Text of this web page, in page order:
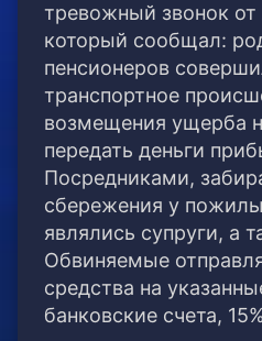
тревожный звонок
который сообщал:
пенсионеров
транспортное
возмещения ущерба
передать деньги
Посредниками,
сбережения у
являлись супруги, а
Обвиняемые
средства на
банковские счета,